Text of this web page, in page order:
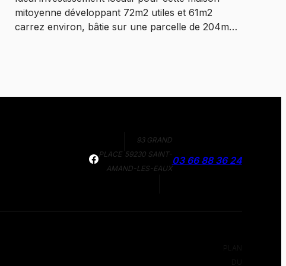
mitoyenne développant 72m2 utiles et 61m2
carrez environ, bâtie sur une parcelle de 204m2
espace machine, cuisine non équipée donnant sur
vitrage bois, fibre. A l'extérieur : terrasse non
carrelée, jardin clos. A visiter !! Les informations
sur les risques auxquels ce bien est exposé sont
93 GRAND
PLACE 59230 SAINT-
AMAND-LES-EAUX
03 66 88 36 24